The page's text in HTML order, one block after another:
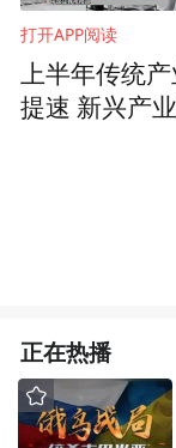
打开APP阅读
上半年传统
提速 新兴产业增势强
正在热播